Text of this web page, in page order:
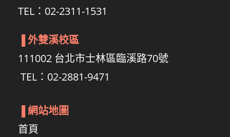
TEL：02-2311-1531
外雙溪校區
111002 台北市士林區臨溪路70號
TEL：02-2881-9471
網站地圖
首頁